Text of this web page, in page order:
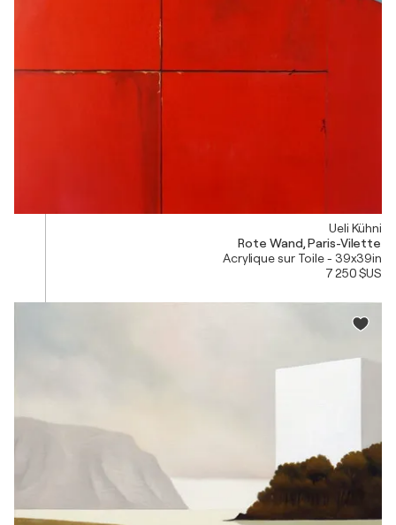
Ueli Kühni
Rote Wand, Paris-Vilette
Acrylique sur Toile - 39x39in
7 250 $US